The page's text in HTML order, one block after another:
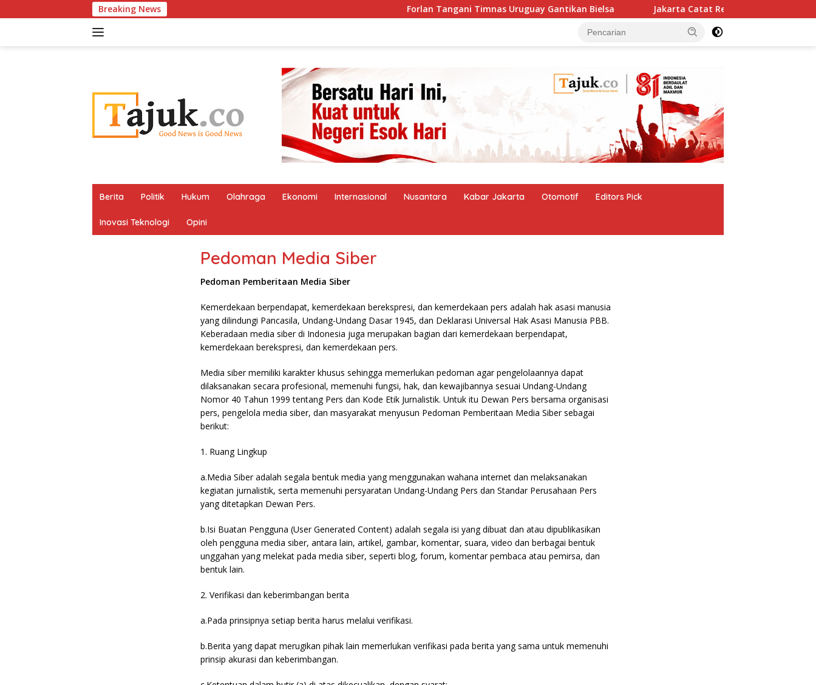
ke
Breaking News Forlan Tangani Timnas Uruguay Gantikan Bielsa Jakarta Catat Realisasasi Investasi Rp 173,6
Berita Politik Hukum Olahraga Ekonomi Internasional Nusantara Kabar Jakarta Otomotif Editors Pick
Inovasi Teknologi Opini
Pedoman Media Siber
Pedoman Pemberitaan Media Siber
Kemerdekaan berpendapat, kemerdekaan berekspresi, dan kemerdekaan pers adalah hak asasi manusia
yang dilindungi Pancasila, Undang-Undang Dasar 1945, dan Deklarasi Universal Hak Asasi Manusia PBB.
Keberadaan media siber di Indonesia juga merupakan bagian dari kemerdekaan berpendapat,
kemerdekaan berekspresi, dan kemerdekaan pers.
Media siber memiliki karakter khusus sehingga memerlukan pedoman agar pengelolaannya dapat
dilaksanakan secara profesional, memenuhi fungsi, hak, dan kewajibannya sesuai Undang-Undang
Nomor 40 Tahun 1999 tentang Pers dan Kode Etik Jurnalistik. Untuk itu Dewan Pers bersama organisasi
pers, pengelola media siber, dan masyarakat menyusun Pedoman Pemberitaan Media Siber sebagai
berikut:
1. Ruang Lingkup
a.Media Siber adalah segala bentuk media yang menggunakan wahana internet dan melaksanakan
kegiatan jurnalistik, serta memenuhi persyaratan Undang-Undang Pers dan Standar Perusahaan Pers
yang ditetapkan Dewan Pers.
b.Isi Buatan Pengguna (User Generated Content) adalah segala isi yang dibuat dan atau dipublikasikan
oleh pengguna media siber, antara lain, artikel, gambar, komentar, suara, video dan berbagai bentuk
unggahan yang melekat pada media siber, seperti blog, forum, komentar pembaca atau pemirsa, dan
bentuk lain.
2. Verifikasi dan keberimbangan berita
a.Pada prinsipnya setiap berita harus melalui verifikasi.
b.Berita yang dapat merugikan pihak lain memerlukan verifikasi pada berita yang sama untuk memenuhi
prinsip akurasi dan keberimbangan.